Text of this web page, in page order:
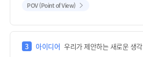
POV (Point of View)
3 아이디어 우리가 제안하는 새로운 생각